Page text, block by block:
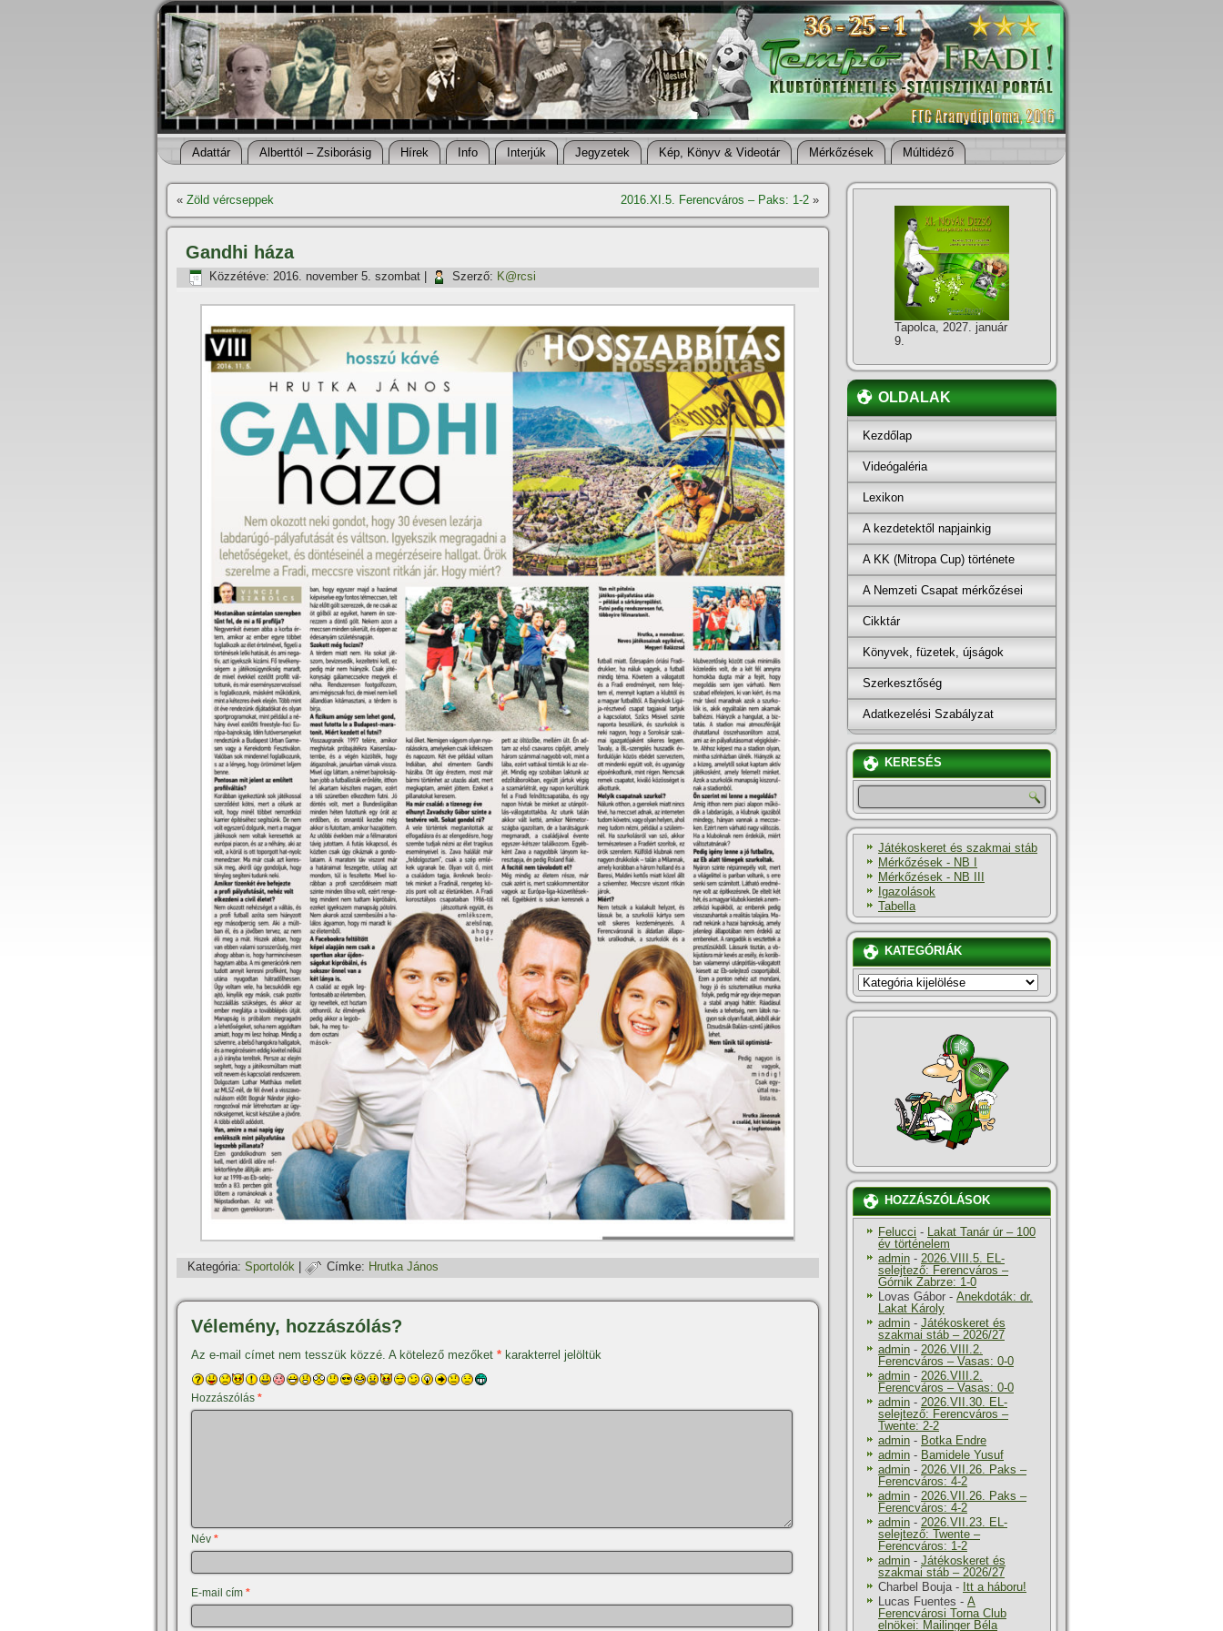
Adattár Alberttól – Zsiborásig Hí­rek Info Interjúk Jegyzetek Kép, Könyv & Videotár Mérkőzések Múltidéző
« Zöld vércseppek 2016.XI.5. Ferencváros – Paks: 1-2 »
Gandhi háza
Közzétéve: 2016. november 5. szombat Szerző: K@rcsi
Kategória: Sportolók Címke: Hrutka János
Vélemény, hozzászólás?
Az e-mail címet nem tesszük közzé. A kötelező mezőket * karakterrel jelöltük
Hozzászólás *
Név *
E-mail cím *
Tapolca, 2027. január
9.
OLDALAK
Kezdőlap
Videógaléria
Lexikon
A kezdetektől napjainkig
A KK (Mitropa Cup) története
A Nemzeti Csapat mérkőzései
Cikktár
Könyvek, füzetek, újságok
Szerkesztőség
Adatkezelési Szabályzat
KERESÉS
Játékoskeret és szakmai stáb
Mérkőzések - NB I
Mérkőzések - NB III
Igazolások
Tabella
KATEGÓRIÁK
KATEGÓRIÁK
HOZZÁSZÓLÁSOK
Felucci - Lakat Tanár úr – 100
év történelem
admin - 2026.VIII.5. EL-
selejtező: Ferencváros –
Górnik Zabrze: 1-0
Lovas Gábor - Anekdoták: dr.
Lakat Károly
admin - Játékoskeret és
szakmai stáb – 2026/27
admin - 2026.VIII.2.
Ferencváros – Vasas: 0-0
admin - 2026.VIII.2.
Ferencváros – Vasas: 0-0
admin - 2026.VII.30. EL-
selejtező: Ferencváros –
Twente: 2-2
admin - Botka Endre
admin - Bamidele Yusuf
admin - 2026.VII.26. Paks –
Ferencváros: 4-2
admin - 2026.VII.26. Paks –
Ferencváros: 4-2
admin - 2026.VII.23. EL-
selejtező: Twente –
Ferencváros: 1-2
admin - Játékoskeret és
szakmai stáb – 2026/27
Charbel Bouja- Itt a háboru!
Lucas Fuentes - A
Ferencvárosi Torna Club
elnökei: Mailinger Béla